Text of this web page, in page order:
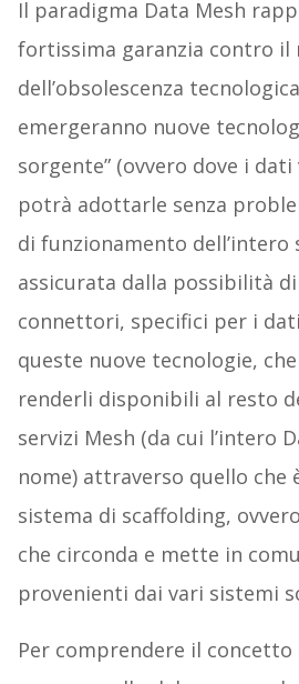
Il paradigma Data Mesh
fortissima garanzia contro il
dell’obsolescenza
emergeranno nuove
sorgente” (ovvero dove i
potrà adottarle senza
di funzionamento
assicurata dalla possibilità
connettori, specifici per i
queste nuove tecnologie,
renderli disponibili al resto
servizi Mesh (da cui l’intero
nome) attraverso quello che
sistema di scaffolding,
che circonda e mette in
provenienti dai vari sistemi
Per comprendere il